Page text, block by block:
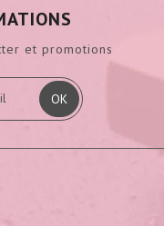
et promotions
OK